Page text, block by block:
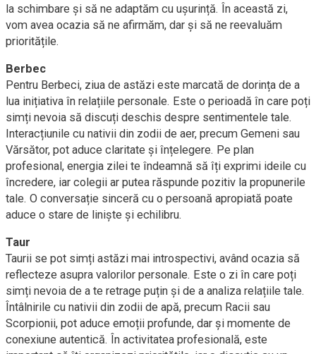
la schimbare și să ne adaptăm cu ușurință. În această zi,
vom avea ocazia să ne afirmăm, dar și să ne reevaluăm
prioritățile.
Berbec
Pentru Berbeci, ziua de astăzi este marcată de dorința de a
lua inițiativa în relațiile personale. Este o perioadă în care poți
simți nevoia să discuți deschis despre sentimentele tale.
Interacțiunile cu nativii din zodii de aer, precum Gemeni sau
Vărsător, pot aduce claritate și înțelegere. Pe plan
profesional, energia zilei te îndeamnă să îți exprimi ideile cu
încredere, iar colegii ar putea răspunde pozitiv la propunerile
tale. O conversație sinceră cu o persoană apropiată poate
aduce o stare de liniște și echilibru.
Taur
Taurii se pot simți astăzi mai introspectivi, având ocazia să
reflecteze asupra valorilor personale. Este o zi în care poți
simți nevoia de a te retrage puțin și de a analiza relațiile tale.
Întâlnirile cu nativii din zodii de apă, precum Racii sau
Scorpionii, pot aduce emoții profunde, dar și momente de
conexiune autentică. În activitatea profesională, este